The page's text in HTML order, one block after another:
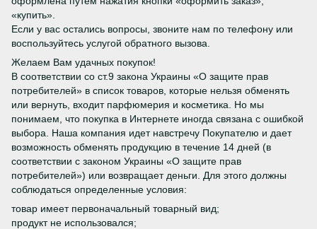
«купить».
Если у вас остались вопросы, звоните нам по телефону или
воспользуйтесь услугой обратного вызова.
Желаем Вам удачных покупок!
В соответствии со ст.9 закона Украины «О защите прав
потребителей» в список товаров, которые нельзя обменять
или вернуть, входит парфюмерия и косметика. Но мы
понимаем, что покупка в Интернете иногда связана с ошибкой
выбора. Наша компания идет навстречу Покупателю и дает
возможность обменять продукцию в течение 14 дней (в
соответствии с законом Украины «О защите прав
потребителей») или возвращает деньги. Для этого должны
соблюдаться определенные условия:
товар имеет первоначальный товарный вид;
продукт не использовался;